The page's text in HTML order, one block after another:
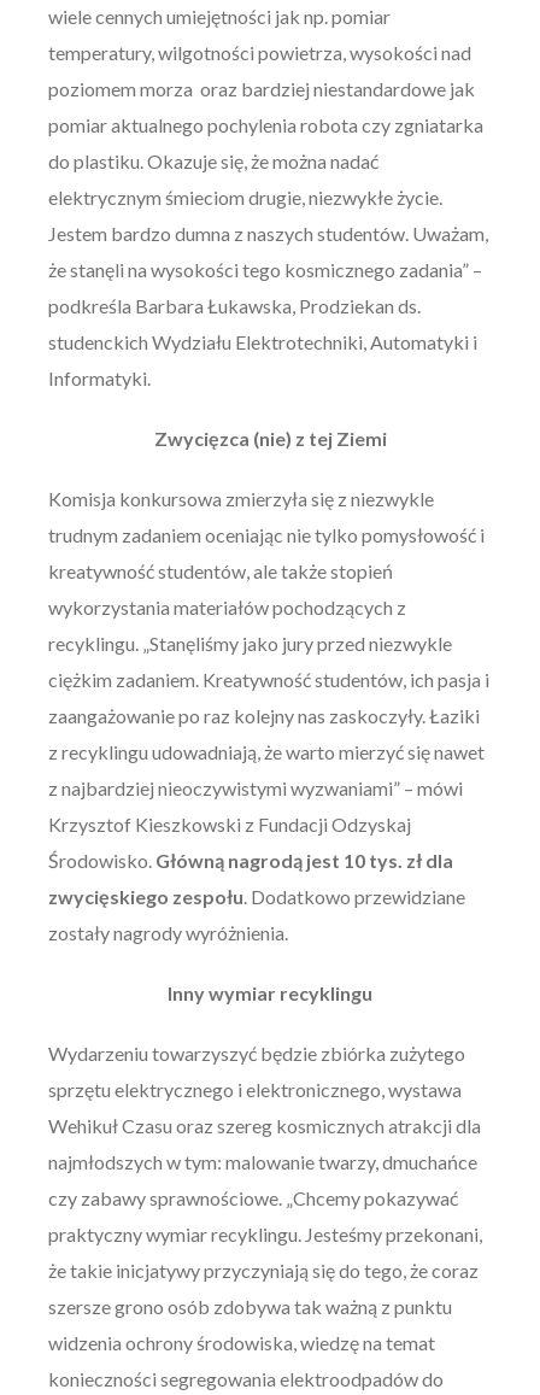
wiele cennych umiejętności jak np. pomiar
temperatury, wilgotności powietrza, wysokości nad
poziomem morza oraz bardziej niestandardowe jak
pomiar aktualnego pochylenia robota czy zgniatarka
do plastiku. Okazuje się, że można nadać
elektrycznym śmieciom drugie, niezwykłe życie.
Jestem bardzo dumna z naszych studentów. Uważam,
że stanęli na wysokości tego kosmicznego zadania” –
podkreśla Barbara Łukawska, Prodziekan ds.
studenckich Wydziału Elektrotechniki, Automatyki i
Informatyki.
Zwycięzca (nie) z tej Ziemi
Komisja konkursowa zmierzyła się z niezwykle
trudnym zadaniem oceniając nie tylko pomysłowość i
kreatywność studentów, ale także stopień
wykorzystania materiałów pochodzących z
recyklingu. „Stanęliśmy jako jury przed niezwykle
ciężkim zadaniem. Kreatywność studentów, ich pasja i
zaangażowanie po raz kolejny nas zaskoczyły. Łaziki
z recyklingu udowadniają, że warto mierzyć się nawet
z najbardziej nieoczywistymi wyzwaniami” – mówi
Krzysztof Kieszkowski z Fundacji Odzyskaj
Środowisko. Główną nagrodą jest 10 tys. zł dla
zwycięskiego zespołu . Dodatkowo przewidziane
zostały nagrody wyróżnienia.
Inny wymiar recyklingu
Wydarzeniu towarzyszyć będzie zbiórka zużytego
sprzętu elektrycznego i elektronicznego, wystawa
Wehikuł Czasu oraz szereg kosmicznych atrakcji dla
najmłodszych w tym: malowanie twarzy, dmuchańce
czy zabawy sprawnościowe. „Chcemy pokazywać
praktyczny wymiar recyklingu. Jesteśmy przekonani,
że takie inicjatywy przyczyniają się do tego, że coraz
szersze grono osób zdobywa tak ważną z punktu
widzenia ochrony środowiska, wiedzę na temat
konieczności segregowania elektroodpadów do